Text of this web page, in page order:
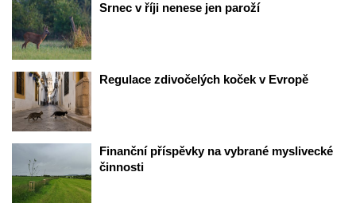
Srnec v říji nenese jen paroží
Regulace zdivočelých koček v Evropě
Finanční příspěvky na vybrané myslivecké
činnosti